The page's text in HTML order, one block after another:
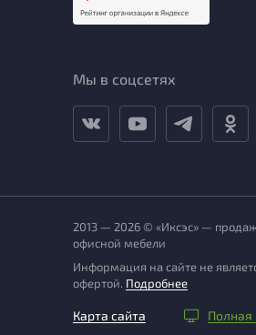
Мы в соцсетях
2013 — 2026 © «Иксэс» —
офисной мебели
Информация на сайте не
офертой. Подробнее
Карта сайта Полная